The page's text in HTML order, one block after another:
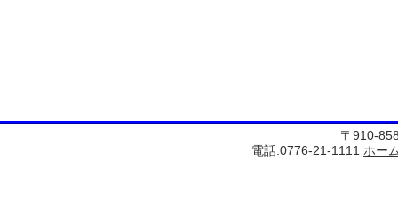
〒910-
電話:0776-21-1111 ホー